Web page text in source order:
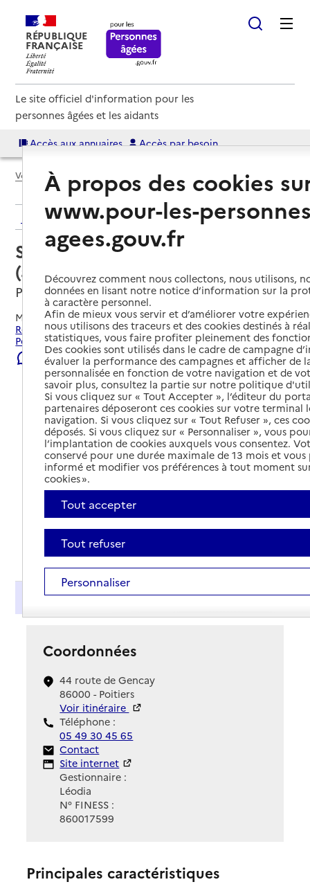
RÉPUBLIQUE
FRANÇAISE
Le site officiel d'information pour les
personnes âgées et les aidants
Accès aux annuaires Accès par besoin
Voir le fil d’Ariane
Retour aux résultats de l'annuaire
Service autonomie à domicile
(aide) – Seniors Compagnie
Poitiers, VIENNE
Mis à jour le08/08/2026
Rechercher les établissements et services autour de
Poitiers.
Signaler une erreur
Présentation
Coordonnées
44 route de Gencay
86000 - Poitiers
Voir itinéraire
Téléphone :
05 49 30 45 65
Contact
Contact
Site Internet
Site internet
Gestionnaire :
Léodia
N° FINESS :
860017599
Principales caractéristiques
À propos des cookies
www.pour-les-
agees.gouv.fr
Découvrez comment nous collectons, nous utilisons,
données en lisant notre notice d’information sur la
à caractère personnel.
Afin de mieux vous servir et d’améliorer votre
nous utilisons des traceurs et des cookies destinés à
statistiques, vous faire profiter pleinement des
Des cookies sont utilisés dans le cadre de campagne
évaluer la performance des campagnes et afficher de
personnalisée en fonction de votre navigation et de
savoir plus, consultez la partie sur notre politique
Si vous cliquez sur « Tout Accepter », l’éditeur du
partenaires déposeront ces cookies sur votre terminal
navigation. Si vous cliquez sur « Tout Refuser », ces
déposés. Si vous cliquez sur « Personnaliser », vous
l’implantation de cookies auxquels vous consentez.
conservé pour une durée maximale de 13 mois et
informé et modifier vos préférences à tout moment
cookies ».
Tout accepter
Tout refuser
Personnaliser